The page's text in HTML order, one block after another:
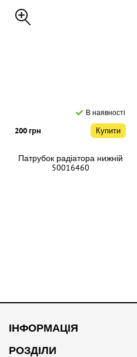
В наявності
200 грн Купити
Патрубок радіатора нижній
50016460
250 грн Купити
Патрубок системи
ІНФОРМАЦІЯ
РОЗДІЛИ